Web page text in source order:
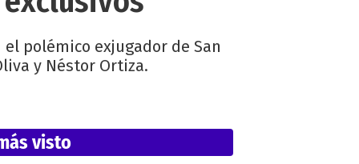
polémico exjugador de San
y Néstor Ortiza.
visto